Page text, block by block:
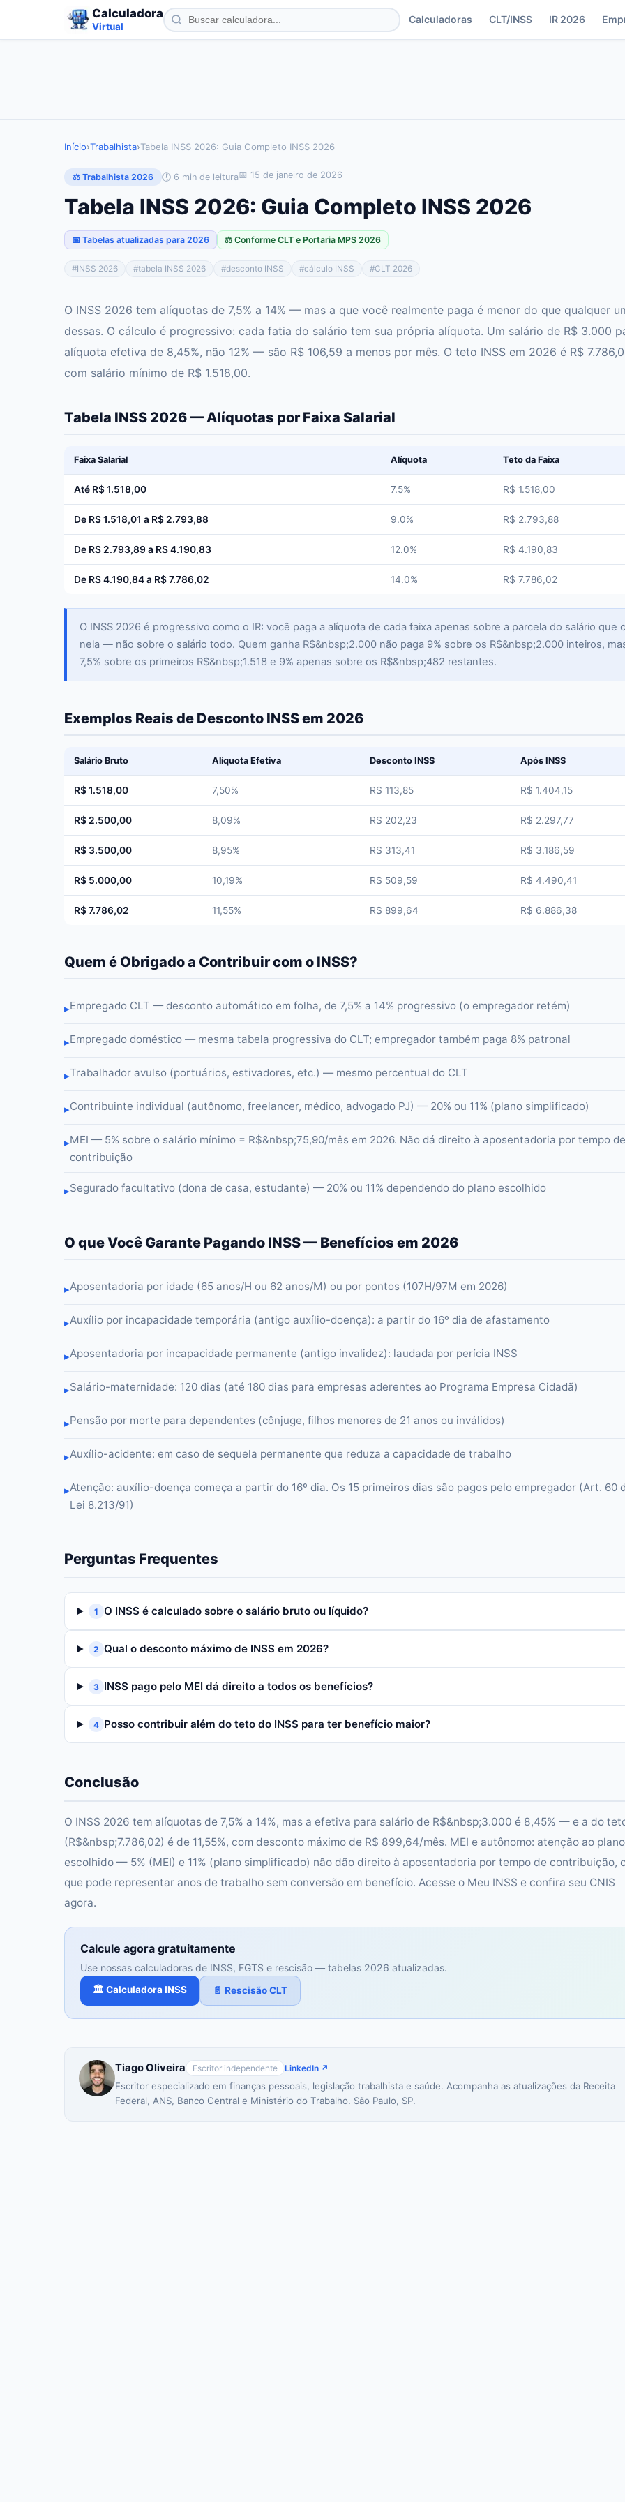
Calculadora
Virtual
Calculadoras CLT/INSS IR 2026
Início›Trabalhista›Tabela INSS 2026: Guia Completo INSS 2026
⚖️ Trabalhista 2026 🕐 6 min de leitura📅 15 de janeiro de 2026
Tabela INSS 2026: Guia Completo INSS 2026
📅 Tabelas atualizadas para 2026 ⚖️ Conforme CLT e Portaria MPS 2026
#INSS 2026 #tabela INSS 2026 #desconto INSS #cálculo INSS #CLT 2026
O INSS 2026 tem alíquotas de 7,5% a 14% — mas a que você realmente paga é menor do que qualquer
dessas. O cálculo é progressivo: cada fatia do salário tem sua própria alíquota. Um salário de R$ 3.000
alíquota efetiva de 8,45%, não 12% — são R$ 106,59 a menos por mês. O teto INSS em 2026 é R$
com salário mínimo de R$ 1.518,00.
Tabela INSS 2026 — Alíquotas por Faixa Salarial
Faixa Salarial Alíquota Teto da Faixa
Até R$ 1.518,00 7.5% R$ 1.518,00
De R$ 1.518,01 a R$ 2.793,88 9.0% R$ 2.793,88
De R$ 2.793,89 a R$ 4.190,83 12.0% R$ 4.190,83
De R$ 4.190,84 a R$ 7.786,02 14.0% R$ 7.786,02
O INSS 2026 é progressivo como o IR: você paga a alíquota de cada faixa apenas sobre a parcela do salário que
nela — não sobre o salário todo. Quem ganha R$&nbsp;2.000 não paga 9% sobre os R$&nbsp;2.000 inteiros,
7,5% sobre os primeiros R$&nbsp;1.518 e 9% apenas sobre os R$&nbsp;482 restantes.
Exemplos Reais de Desconto INSS em 2026
Salário Bruto Alíquota Efetiva Desconto INSS Após INSS
R$ 1.518,00 7,50% R$ 113,85 R$ 1.404,15
R$ 2.500,00 8,09% R$ 202,23 R$ 2.297,77
R$ 3.500,00 8,95% R$ 313,41 R$ 3.186,59
R$ 5.000,00 10,19% R$ 509,59 R$ 4.490,41
R$ 7.786,02 11,55% R$ 899,64 R$ 6.886,38
Quem é Obrigado a Contribuir com o INSS?
▸Empregado CLT — desconto automático em folha, de 7,5% a 14% progressivo (o empregador retém)
▸Empregado doméstico — mesma tabela progressiva do CLT; empregador também paga 8% patronal
▸Trabalhador avulso (portuários, estivadores, etc.) — mesmo percentual do CLT
▸Contribuinte individual (autônomo, freelancer, médico, advogado PJ) — 20% ou 11% (plano simplificado)
▸MEI — 5% sobre o salário mínimo = R$&nbsp;75,90/mês em 2026. Não dá direito à aposentadoria por tempo de
contribuição
▸Segurado facultativo (dona de casa, estudante) — 20% ou 11% dependendo do plano escolhido
O que Você Garante Pagando INSS — Benefícios em 2026
▸Aposentadoria por idade (65 anos/H ou 62 anos/M) ou por pontos (107H/97M em 2026)
▸Auxílio por incapacidade temporária (antigo auxílio-doença): a partir do 16º dia de afastamento
▸Aposentadoria por incapacidade permanente (antigo invalidez): laudada por perícia INSS
▸Salário-maternidade: 120 dias (até 180 dias para empresas aderentes ao Programa Empresa Cidadã)
▸Pensão por morte para dependentes (cônjuge, filhos menores de 21 anos ou inválidos)
▸Auxílio-acidente: em caso de sequela permanente que reduza a capacidade de trabalho
▸Atenção: auxílio-doença começa a partir do 16º dia. Os 15 primeiros dias são pagos pelo empregador (Art. 60
Lei 8.213/91)
Perguntas Frequentes
1 O INSS é calculado sobre o salário bruto ou líquido?
2 Qual o desconto máximo de INSS em 2026?
3 INSS pago pelo MEI dá direito a todos os benefícios?
4 Posso contribuir além do teto do INSS para ter benefício maior?
Conclusão
O INSS 2026 tem alíquotas de 7,5% a 14%, mas a efetiva para salário de R$&nbsp;3.000 é 8,45% — e a do
(R$&nbsp;7.786,02) é de 11,55%, com desconto máximo de R$ 899,64/mês. MEI e autônomo: atenção ao plano
escolhido — 5% (MEI) e 11% (plano simplificado) não dão direito à aposentadoria por tempo de contribuição,
que pode representar anos de trabalho sem conversão em benefício. Acesse o Meu INSS e confira seu CNIS
agora.
Calcule agora gratuitamente
Use nossas calculadoras de INSS, FGTS e rescisão — tabelas 2026 atualizadas.
🏛️ Calculadora INSS 📄 Rescisão CLT
Tiago Oliveira Escritor independente LinkedIn ↗
Escritor especializado em finanças pessoais, legislação trabalhista e saúde. Acompanha as atualizações da Receita
Federal, ANS, Banco Central e Ministério do Trabalho. São Paulo, SP.